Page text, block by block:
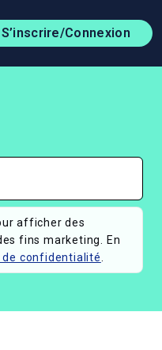
S’inscrire/Connexion
afficher des
fins marketing. En
de confidentialité